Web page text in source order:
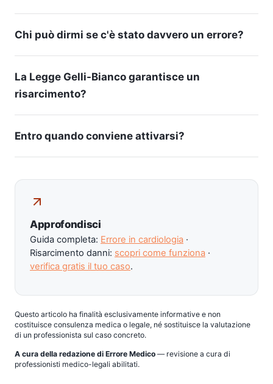
Chi può dirmi se c'è stato davvero un errore?
La Legge Gelli-Bianco garantisce un
risarcimento?
Entro quando conviene attivarsi?
Approfondisci
Guida completa: Errore in cardiologia ·
Risarcimento danni: scopri come funziona ·
verifica gratis il tuo caso.
Questo articolo ha finalità esclusivamente informative e non
costituisce consulenza medica o legale, né sostituisce la valutazione
di un professionista sul caso concreto.
A cura della redazione di Errore Medico — revisione a cura di
professionisti medico-legali abilitati.